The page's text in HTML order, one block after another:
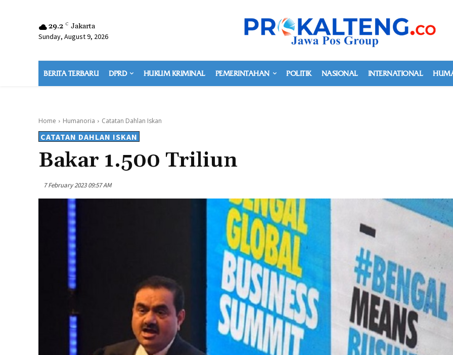
29.2 C Jakarta
Sunday, August 9, 2026
BERITA TERBARU DPRD HUKUM KRIMINAL PEMERINTAHAN POLITIK NASIONAL INTERNATIONAL
Home Humanoria Catatan Dahlan Iskan
CATATAN DAHLAN ISKAN
Bakar 1.500 Triliun
7 February 2023 09:57 AM